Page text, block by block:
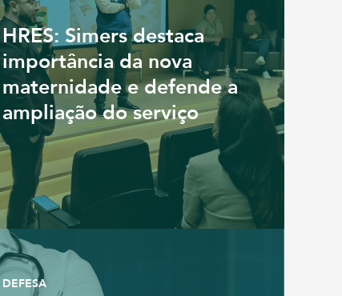
HRES: Simers destaca
importância da nova
maternidade e defende a
ampliação do serviço
DEFESA